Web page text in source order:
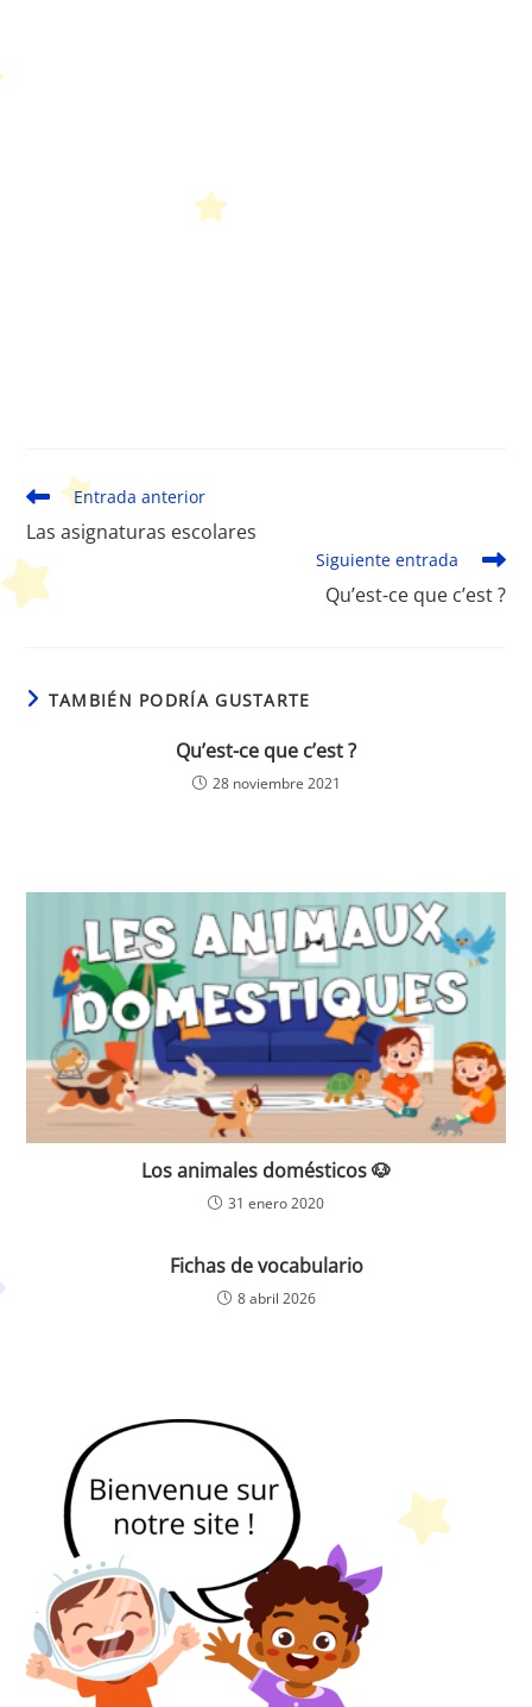
Leer
artículos
Entrada anterior
Las asignaturas escolares
Siguiente entrada
Qu’est-ce que c’est ?
TAMBIÉN PODRÍA GUSTARTE
Qu’est-ce que c’est ?
28 noviembre 2021
Los animales domésticos 🐶
31 enero 2020
Fichas de vocabulario
8 abril 2026